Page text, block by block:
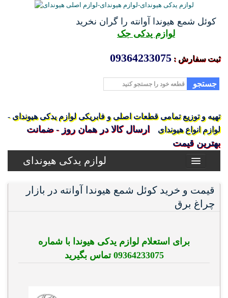
کوئل شمع هیوندا آوانته را گران نخرید
لوازم یدکی جک
ثبت سفارش : 09364233075
جستجو
تهیه و توزیع تمامی قطعات اصلی و فابریکی لوازم یدکی هیوندای -
لوازم انواع هیوندای
ارسال کالا در همان روز - ضمانت
بهترین قیمت
لوازم یدکی هیوندای
قیمت و خرید کوئل شمع هیوندا آوانته در بازار
چراغ برق
برای استعلام لوازم یدکی هیوندا با شماره
09364233075 تماس بگیرید